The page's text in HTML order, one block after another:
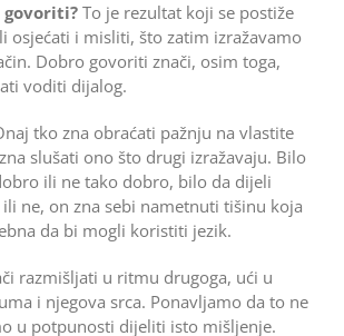
govoriti?To je rezultat koji se postiže
osjećati i misliti, što zatim izražavamo
Dobro govoriti znači, osim toga,
voditi dijalog.
tko zna obraćati pažnju na vlastite
slušati ono što drugi izražavaju. Bilo
ili ne tako dobro, bilo da dijeli
ne, on zna sebi nametnuti tišinu koja
da bi mogli koristiti jezik.
razmišljati u ritmu drugoga, ući u
i njegova srca. Ponavljamo da to ne
u potpunosti dijeliti isto mišljenje.